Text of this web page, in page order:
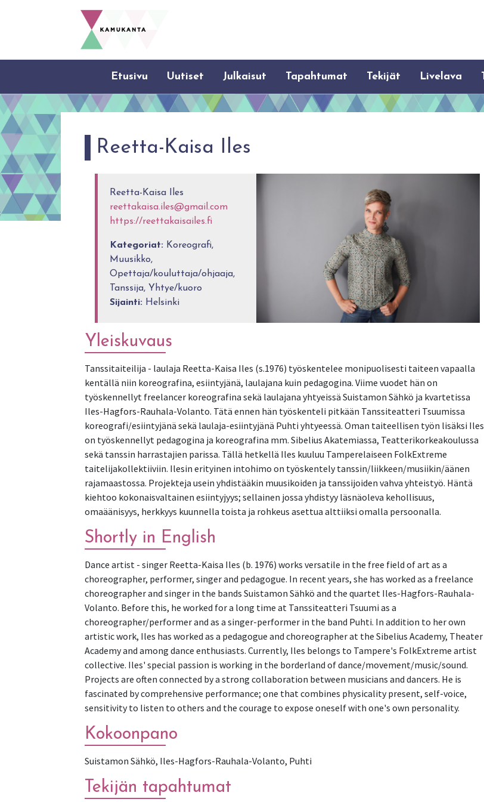
Etusivu Uutiset Julkaisut Tapahtumat Tekijät Livelava
Reetta-Kaisa Iles
Reetta-Kaisa Iles
reettakaisa.iles@gmail.com
https://reettakaisailes.fi
Kategoriat: Koreografi,
Muusikko,
Opettaja/kouluttaja/ohjaaja,
Tanssija, Yhtye/kuoro
Sijainti: Helsinki
Yleiskuvaus
Tanssitaiteilija - laulaja Reetta-Kaisa Iles (s.1976) työskentelee monipuolisesti taiteen vapaalla
kentällä niin koreografina, esiintyjänä, laulajana kuin pedagogina. Viime vuodet hän on
työskennellyt freelancer koreografina sekä laulajana yhtyeissä Suistamon Sähkö ja kvartetissa
Iles-Hagfors-Rauhala-Volanto. Tätä ennen hän työskenteli pitkään Tanssiteatteri Tsuumissa
koreografi/esiintyjänä sekä laulaja-esiintyjänä Puhti yhtyeessä. Oman taiteellisen työn lisäksi Iles
on työskennellyt pedagogina ja koreografina mm. Sibelius Akatemiassa, Teatterikorkeakoulussa
sekä tanssin harrastajien parissa. Tällä hetkellä Iles kuuluu Tamperelaiseen FolkExtreme
taitelijakollektiiviin. Ilesin erityinen intohimo on työskentely tanssin/liikkeen/musiikin/äänen
rajamaastossa. Projekteja usein yhdistääkin muusikoiden ja tanssijoiden vahva yhteistyö. Häntä
kiehtoo kokonaisvaltainen esiintyjyys; sellainen jossa yhdistyy läsnäoleva kehollisuus,
omaäänisyys, herkkyys kuunnella toista ja rohkeus asettua alttiiksi omalla persoonalla.
Shortly in English
Dance artist - singer Reetta-Kaisa Iles (b. 1976) works versatile in the free field of art as a
choreographer, performer, singer and pedagogue. In recent years, she has worked as a freelance
choreographer and singer in the bands Suistamon Sähkö and the quartet Iles-Hagfors-Rauhala-
Volanto. Before this, he worked for a long time at Tanssiteatteri Tsuumi as a
choreographer/performer and as a singer-performer in the band Puhti. In addition to her own
artistic work, Iles has worked as a pedagogue and choreographer at the Sibelius Academy, Theater
Academy and among dance enthusiasts. Currently, Iles belongs to Tampere's FolkExtreme artist
collective. Iles' special passion is working in the borderland of dance/movement/music/sound.
Projects are often connected by a strong collaboration between musicians and dancers. He is
fascinated by comprehensive performance; one that combines physicality present, self-voice,
sensitivity to listen to others and the courage to expose oneself with one's own personality.
Kokoonpano
Suistamon Sähkö, Iles-Hagfors-Rauhala-Volanto, Puhti
Tekijän tapahtumat